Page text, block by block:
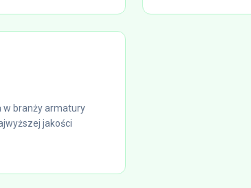
w branży armatury
jakości